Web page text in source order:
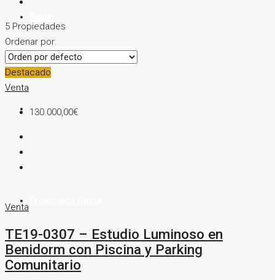
Alquiler
5 Propiedades
Ordenar por:
Destacado
Venta
130.000,00€
Venta
TE19-0307 – Estudio Luminoso en
Benidorm con Piscina y Parking
Comunitario